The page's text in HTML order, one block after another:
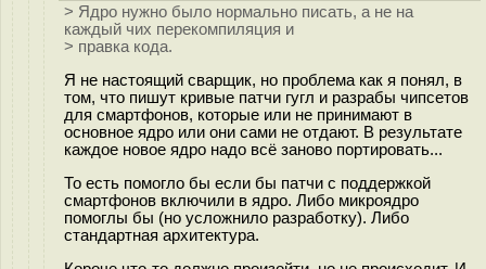
> Ядро нужно было нормально писать, а не на
каждый чих перекомпиляция и
> правка кода.
Я не настоящий сварщик, но проблема как я понял, в
том, что пишут кривые патчи гугл и разрабы чипсетов
для смартфонов, которые или не принимают в
основное ядро или они сами не отдают. В результате
каждое новое ядро надо всё заново портировать...
То есть помогло бы если бы патчи с поддержкой
смартфонов включили в ядро. Либо микроядро
помоглы бы (но усложнило разработку). Либо
стандартная архитектура.